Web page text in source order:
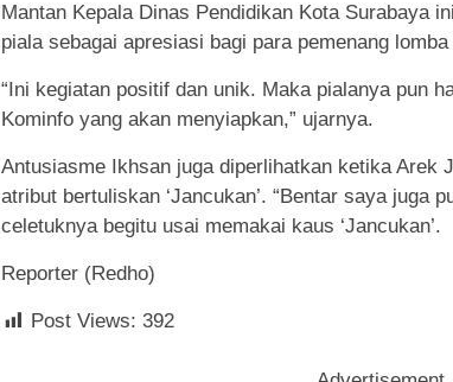
Mantan Kepala Dinas Pendidikan Kota Surabaya
piala sebagai apresiasi bagi para pemenang lomba
“Ini kegiatan positif dan unik. Maka pialanya pun
Kominfo yang akan menyiapkan,” ujarnya.
Antusiasme Ikhsan juga diperlihatkan ketika Arek
atribut bertuliskan ‘Jancukan’. “Bentar saya juga
celetuknya begitu usai memakai kaus ‘Jancukan’.
Reporter (Redho)
Post Views: 392